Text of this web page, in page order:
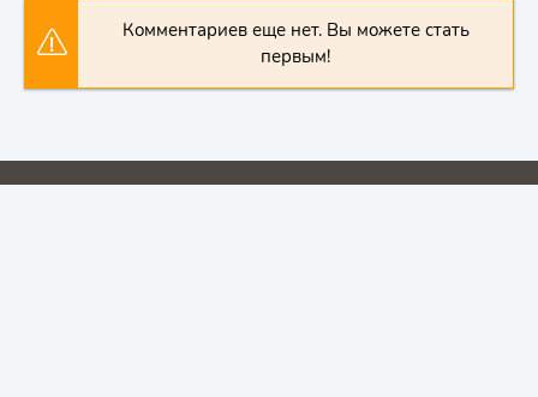
Комментариев еще нет. Вы можете стать
первым!